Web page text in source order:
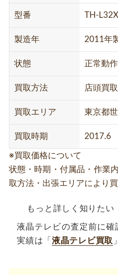
型番 TH-
製造年 2011年
状態 正常動
買取方法 店頭買取
買取エリア 東京都
買取時期 2017.6
※買取価格について
状態・時期・付属品・作業
取方法・出張エリアにより
もっと詳しく知りたい
液晶テレビの査定前に確
実績は「 液晶テレビ買取